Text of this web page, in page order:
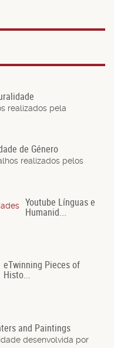
realizados pela
de Género
realizados pelos
Youtube Línguas e
Humanid...
eTwinning Pieces of
Histo...
and Paintings
desenvolvida por